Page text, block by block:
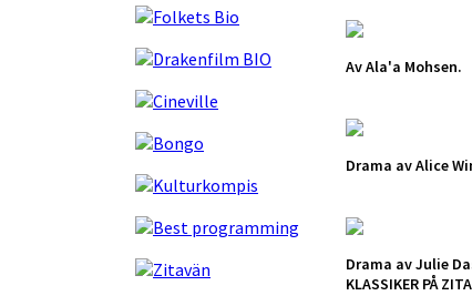
Av Ala'a Mohsen.
Drama av Alice
Drama av Julie
KLASSIKER PÅ